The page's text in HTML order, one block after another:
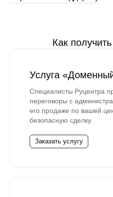
Как
Услуга
Специалисты Руцентра
переговоры с
его продаже по вашей
безопасную сделку.
Заказать услугу